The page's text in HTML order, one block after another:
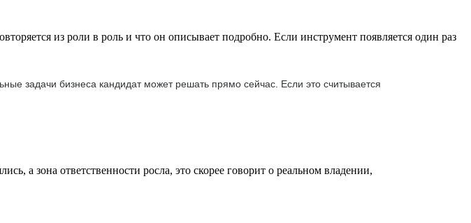
из роли в роль и что он описывает подробно. Если инструмент появляется один раз
задачи бизнеса кандидат может решать прямо сейчас. Если это считывается
а зона ответственности росла, это скорее говорит о реальном владении,